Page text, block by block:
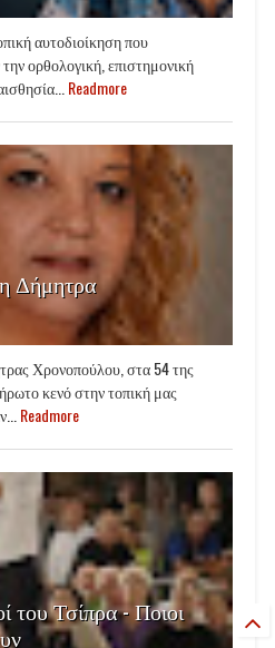
αυτοδιοίκηση που
ορθολογική, επιστημονική
Readmore
Δήμητρα
Χρονοπούλου, στα 54 της
κενό στην τοπική μας
Readmore
του Τσίπρα - Ποιοι